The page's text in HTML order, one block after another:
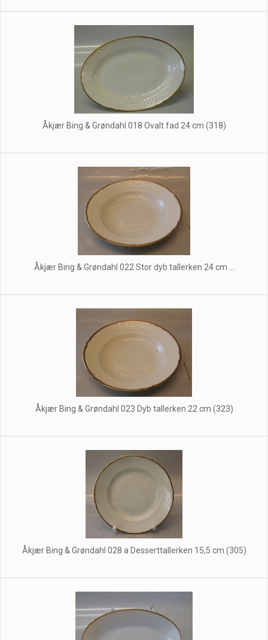
Åkjær Bing & Grøndahl 018 Ovalt fad 24 cm (318)
Åkjær Bing & Grøndahl 022 Stor dyb tallerken 24 cm ...
Åkjær Bing & Grøndahl 023 Dyb tallerken 22 cm (323)
Åkjær Bing & Grøndahl 028 a Desserttallerken 15,5 cm (305)